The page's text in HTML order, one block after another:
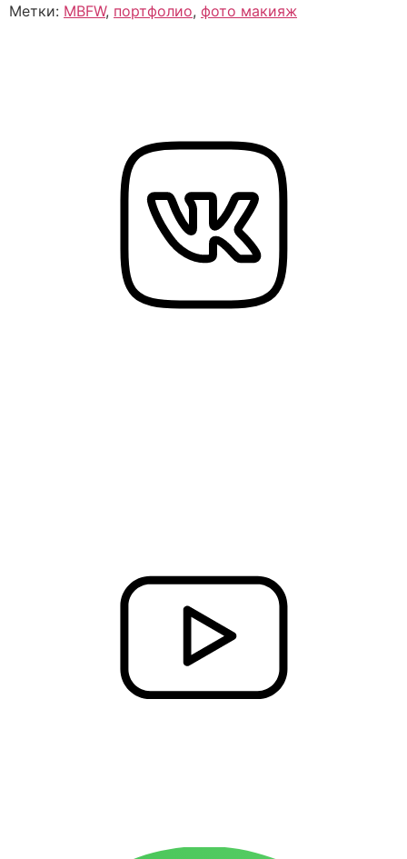
Метки: MBFW, портфолио, фото макияж